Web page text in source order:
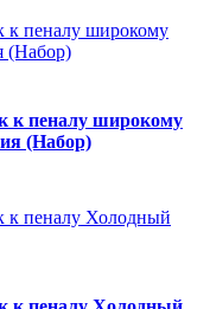
к пеналу широкому
(Набор)